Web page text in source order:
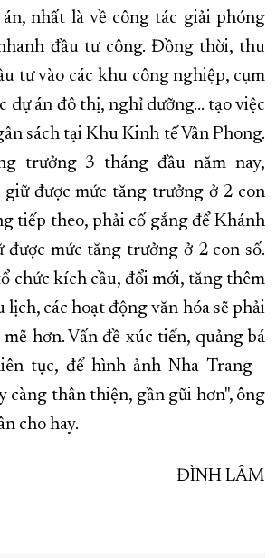
án, nhất là về công tác giải phóng
đầu tư công. Đồng thời, thu
tư vào các khu công nghiệp, cụm
dự án đô thị, nghỉ dưỡng... tạo việc
sách tại Khu Kinh tế Vân Phong.
trưởng 3 tháng đầu năm nay,
giữ được mức tăng trưởng ở 2 con
tiếp theo, phải cố gắng để Khánh
được mức tăng trưởng ở 2 con số.
chức kích cầu, đổi mới, tăng thêm
lịch, các hoạt động văn hóa sẽ phải
hơn. Vấn đề xúc tiến, quảng bá
tục, để hình ảnh Nha Trang -
càng thân thiện, gần gũi hơn", ông
cho hay.
ĐÌNH LÂM